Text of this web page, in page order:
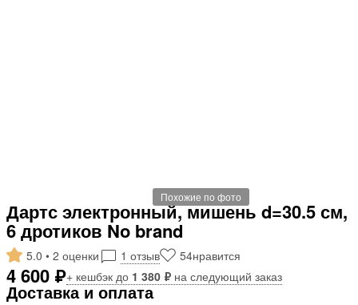
Похожие по фото
Дартс электронный, мишень d=30.5 см,
6 дротиков No brand
5.0 • 2 оценки 1 отзыв 54нравится
4 600 ₽+ кешбэк до 1 380 ₽ на следующий заказ
Доставка и оплата